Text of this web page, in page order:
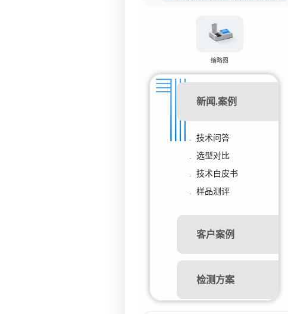
缩略图
新闻.案例
. 技术问答
. 选型对比
. 技术白皮书
. 样品测评
客户案例
检测方案